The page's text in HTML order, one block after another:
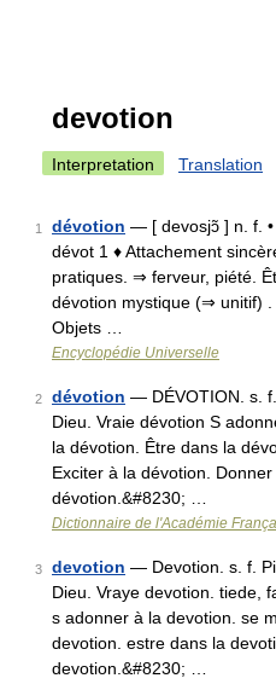
devotion
Interpretation Translation
1 dévotion — [ devosjɔ̃ ] n. f.
dévot 1 ♦ Attachement
pratiques. ⇒ ferveur, piété.
dévotion mystique (⇒ unitif)
Objets …
Encyclopédie Universelle
2 dévotion — DÉVOTION. s.
Dieu. Vraie dévotion S
la dévotion. Être dans la
Exciter à la dévotion.
dévotion.&#8230; …
Dictionnaire de l'Académie
3 devotion — Devotion. s. f.
Dieu. Vraye devotion. tiede,
s adonner à la devotion. se
devotion. estre dans la
devotion.&#8230; …